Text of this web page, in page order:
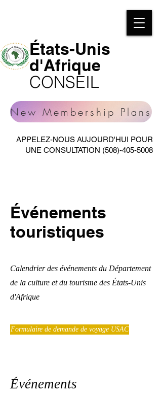
États-Unis
d'Afrique
CONSEIL
APPELEZ-NOUS AUJOURD'HUI POUR
UNE CONSULTATION (508)-405-5008
New Membership Plans
Événements
touristiques
Calendrier des événements du Département
de la culture et du tourisme des États-Unis
d'Afrique
Formulaire de demande de voyage USAC
Événements